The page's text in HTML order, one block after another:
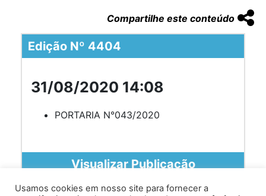
Compartilhe este conteúdo
Edição Nº 4404
31/08/2020 14:08
PORTARIA N°043/2020
Visualizar Publicação
Usamos cookies em nosso site para fornecer a